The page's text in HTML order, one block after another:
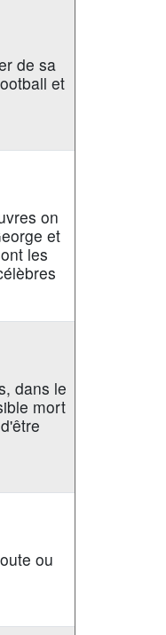
de sa
et
on
et
les
dans le
mort
ou